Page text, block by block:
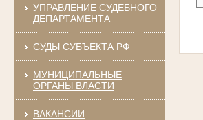
УПРАВЛЕНИЕ СУДЕБНОГО
ДЕПАРТАМЕНТА
СУДЫ СУБЪЕКТА РФ
МУНИЦИПАЛЬНЫЕ
ОРГАНЫ ВЛАСТИ
ВАКАНСИИ